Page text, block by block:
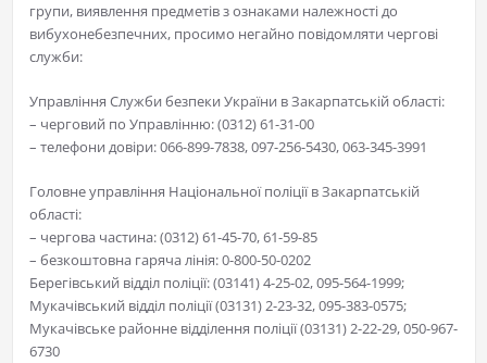
групи, виявлення предметів з ознаками належності до
вибухонебезпечних, просимо негайно повідомляти чергові
служби:
Управління Служби безпеки України в Закарпатській області:
– черговий по Управлінню: (0312) 61-31-00
– телефони довіри: 066-899-7838, 097-256-5430, 063-345-3991
Головне управління Національної поліції в Закарпатській
області:
– чергова частина: (0312) 61-45-70, 61-59-85
– безкоштовна гаряча лінія: 0-800-50-0202
Берегівський відділ поліції: (03141) 4-25-02, 095-564-1999;
Мукачівський відділ поліції (03131) 2-23-32, 095-383-0575;
Мукачівське районне відділення поліції (03131) 2-22-29, 050-967-
6730